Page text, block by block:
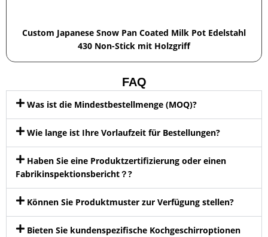
Custom Japanese Snow Pan Coated Milk Pot Edelstahl
430 Non-Stick mit Holzgriff
FAQ
Was ist die Mindestbestellmenge (MOQ)?
Wie lange ist Ihre Vorlaufzeit für Bestellungen?
Haben Sie eine Produktzertifizierung oder einen
Fabrikinspektionsbericht？?
Können Sie Produktmuster zur Verfügung stellen?
Bieten Sie kundenspezifische Kochgeschirroptionen